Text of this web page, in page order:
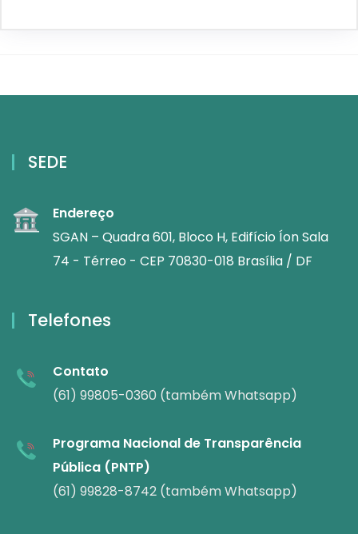
SEDE
Endereço
SGAN – Quadra 601, Bloco H, Edifício Íon Sala
74 - Térreo - CEP 70830-018 Brasília / DF
Telefones
Contato
(61) 99805-0360 (também Whatsapp)
Programa Nacional de Transparência
Pública (PNTP)
(61) 99828-8742 (também Whatsapp)